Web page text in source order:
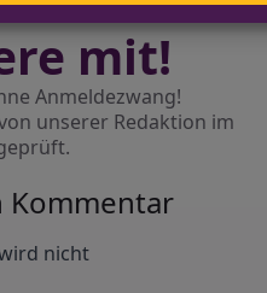
mit!
Anmeldezwang!
unserer Redaktion im
Kommentar
nicht